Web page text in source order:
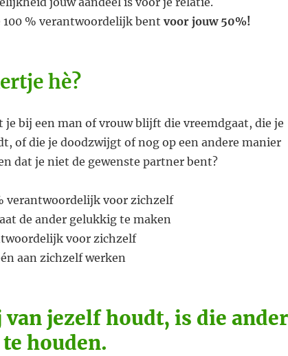
100 % verantwoordelijk bent voor jouw 50%!
hè?
bij een man of vrouw blijft die vreemdgaat, die je
of die je doodzwijgt of nog op een andere manier
dat je niet de gewenste partner bent?
verantwoordelijk voor zichzelf
de ander gelukkig te maken
voor zichzelf
aan zichzelf werken
jezelf houdt, is die ander
houden.